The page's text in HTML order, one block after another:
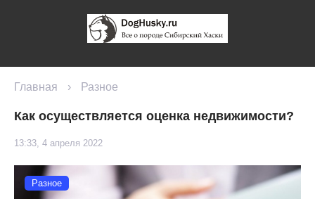
Главная › Разное
Как осуществляется оценка недвижимости?
13:33, 4 апреля 2022
Разное